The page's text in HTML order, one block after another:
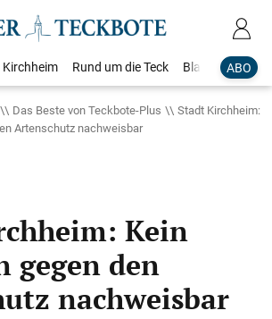
ABO
Kirchheim Rund um die Teck Blaulicht
Das Beste von Teckbote-Plus
Stadt Kirchheim:
Artenschutz nachweisbar
Kein
gegen den
nachweisbar